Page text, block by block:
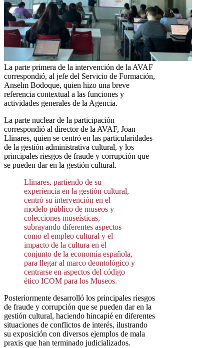
La parte primera de la intervención de la AVAF
correspondió, al jefe del Servicio de Formación,
Anselm Bodoque, quien hizo una breve
referencia contextual a las funciones y
actividades generales de la Agencia.
La parte nuclear de la participación
correspondió al director de la AVAF, Joan
Llinares, quien se centró en las particularidades
de la gestión administrativa cultural, y los
principales riesgos de fraude y corrupción que
se pueden dar en la gestión cultural.
Llinares, partiendo de su
experiencia en la gestión cultural,
centró su intervención en el
modelo público de museos y
colecciones museísticas,
subrayando diferentes aspectos
como el empleo cultural y el
impacto de la cultura en el
conjunto de la economía española,
para llegar al marco deontológico y
centrarse en aspectos del código
ético ICOM para los Museos.
Posteriormente desarrolló los principales riesgos
de fraude y corrupción que se pueden dar en la
gestión cultural, haciendo hincapié en diferentes
situaciones de conflictos de interés, ilustrando
su exposición con diversos ejemplos de mala
praxis que han terminado judicializados.